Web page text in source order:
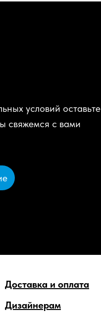
условий оставьте
свяжемся с вами
Дизайнерам
Доставка и оплата